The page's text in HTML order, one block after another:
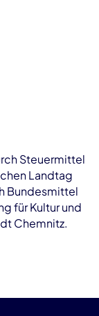
Steuermittel
Landtag
Bundesmittel
für Kultur und
Chemnitz.